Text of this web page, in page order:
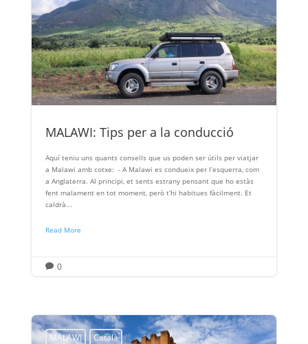
MALAWI: Tips per a la conducció
Aquí teniu uns quants consells que us poden ser útils per viatjar
a Malawi amb cotxe: - A Malawi es condueix per l’esquerra, com
a Anglaterra. Al principi, et sents estrany pensant que ho estàs
fent malament en tot moment, però t’hi habitues fàcilment. Et
caldrà...
Read More
 0
MALAWI Català